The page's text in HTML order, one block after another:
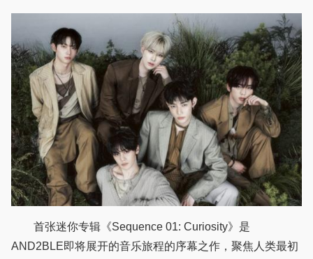
首张迷你专辑《Sequence 01: Curiosity》是
AND2BLE即将展开的音乐旅程的序幕之作，聚焦人类最初